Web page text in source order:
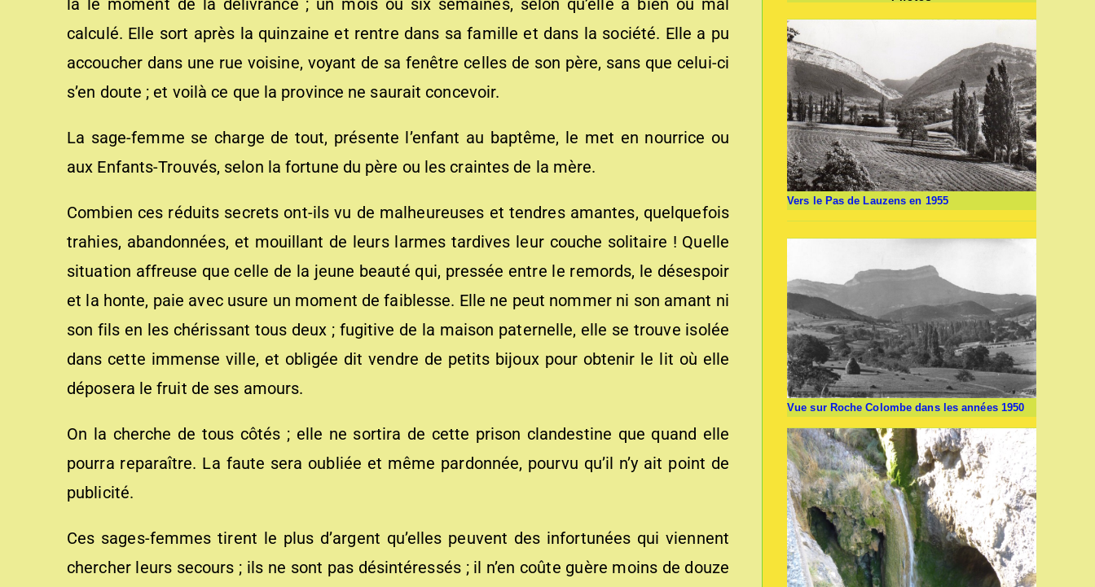
là le moment de la délivrance ; un mois ou six semaines, selon qu’elle a bien ou mal
calculé. Elle sort après la quinzaine et rentre dans sa famille et dans la société. Elle a pu
accoucher dans une rue voisine, voyant de sa fenêtre celles de son père, sans que celui-ci
s’en doute ; et voilà ce que la province ne saurait concevoir.
La sage-femme se charge de tout, présente l’enfant au baptême, le met en nourrice ou
aux Enfants-Trouvés, selon la fortune du père ou les craintes de la mère.
Combien ces réduits secrets ont-ils vu de malheureuses et tendres amantes, quelquefois
trahies, abandonnées, et mouillant de leurs larmes tardives leur couche solitaire ! Quelle
situation affreuse que celle de la jeune beauté qui, pressée entre le remords, le désespoir
et la honte, paie avec usure un moment de faiblesse. Elle ne peut nommer ni son amant ni
son fils en les chérissant tous deux ; fugitive de la maison paternelle, elle se trouve isolée
dans cette immense ville, et obligée dit vendre de petits bijoux pour obtenir le lit où elle
déposera le fruit de ses amours.
On la cherche de tous côtés ; elle ne sortira de cette prison clandestine que quand elle
pourra reparaître. La faute sera oubliée et même pardonnée, pourvu qu’il n’y ait point de
publicité.
Ces sages-femmes tirent le plus d’argent qu’elles peuvent des infortunées qui viennent
chercher leurs secours ; ils ne sont pas désintéressés ; il n’en coûte guère moins de douze
Vers le Pas de Lauzens en 1955
Vue sur Roche Colombe dans les années 1950